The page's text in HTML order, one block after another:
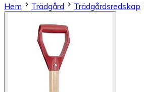
Hem
Trädgård Trädgårdsredskap